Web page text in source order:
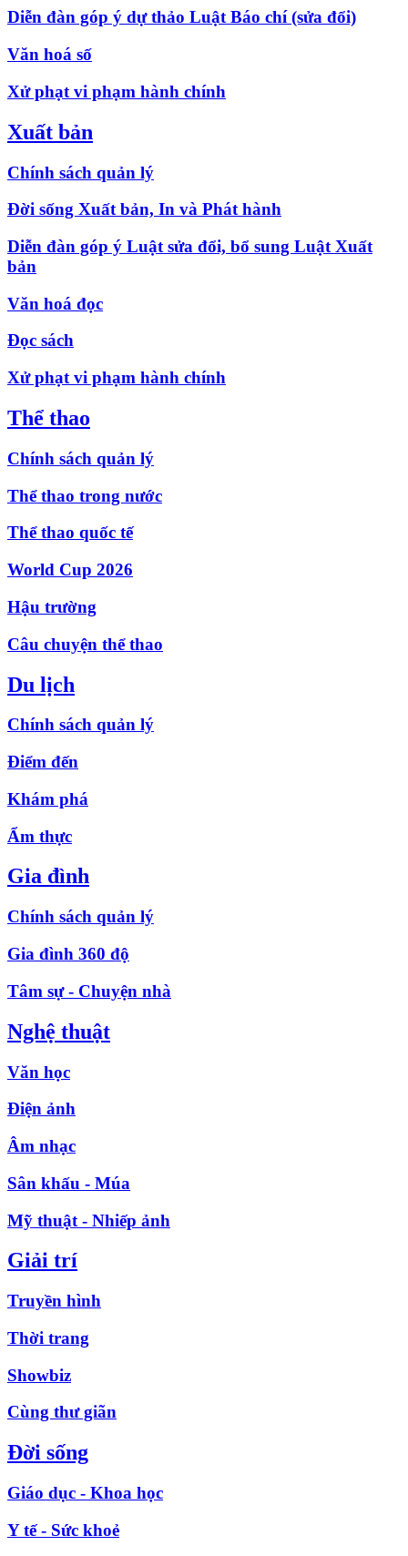
Diễn đàn góp ý dự thảo Luật Báo chí (sửa đổi)
Văn hoá số
Xử phạt vi phạm hành chính
Xuất bản
Chính sách quản lý
Đời sống Xuất bản, In và Phát hành
Diễn đàn góp ý Luật sửa đổi, bổ sung Luật Xuất
bản
Văn hoá đọc
Đọc sách
Xử phạt vi phạm hành chính
Thể thao
Chính sách quản lý
Thể thao trong nước
Thể thao quốc tế
World Cup 2026
Hậu trường
Câu chuyện thể thao
Du lịch
Chính sách quản lý
Điểm đến
Khám phá
Ẩm thực
Gia đình
Chính sách quản lý
Gia đình 360 độ
Tâm sự - Chuyện nhà
Nghệ thuật
Văn học
Điện ảnh
Âm nhạc
Sân khấu - Múa
Mỹ thuật - Nhiếp ảnh
Giải trí
Truyền hình
Thời trang
Showbiz
Cùng thư giãn
Đời sống
Giáo dục - Khoa học
Y tế - Sức khoẻ